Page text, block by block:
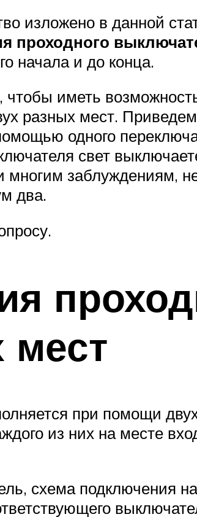
изложено в данной
проходного
начала и до конца.
иметь
разных мест.
одного
свет
заблуждениям,
два.
мест
при помощи
из них на месте
схема подключения